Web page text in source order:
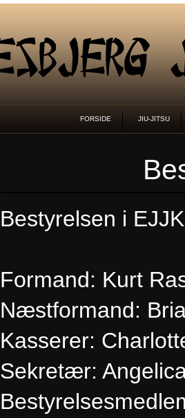
FORSIDE JIU-JITSU
Bestyrelsen i
Formand: Kurt
Næstformand:
Kasserer:
Sekretær: